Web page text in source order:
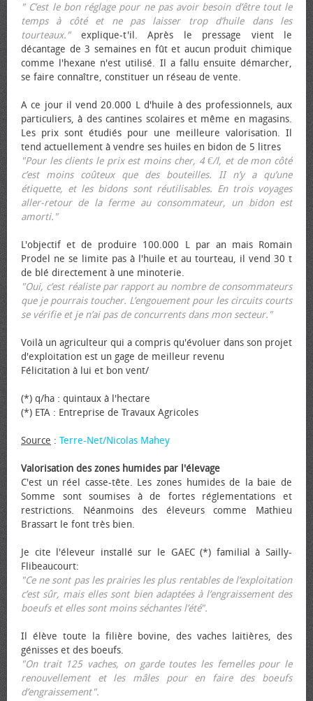
" C’est le bon réglage pour ne pas avoir besoin d’être tout le
temps à côté et ne pas laisser trop d’huile dans les
tourteaux."explique-t'il. Après le pressage vient le
décantage de 3 semaines en fût et aucun produit chimique
comme l'hexane n'est utilisé. Il a fallu ensuite démarcher,
se faire connaître, constituer un réseau de vente.
A ce jour il vend 20.000 L d'huile à des professionnels, aux
particuliers, à des cantines scolaires et même en magasins.
Les prix sont étudiés pour une meilleure valorisation. Il
tend actuellement à vendre ses huiles en bidon de 5 litres
"Pour les clients le prix est moins cher, 4 €/l, et de mon côté
c’est moins coûteux que des bouteilles. II n’y a qu’une
étiquette, et les bidons sont réutilisables. En trois voyages
aller-retour de la ferme au consommateur, un bidon est
amorti."
L'objectif et de produire 100.000 L par an mais Romain
Prodel ne se limite pas à l'huile et au tourteau, il vend 30 t
de blé directement à une minoterie.
"Oui, c’est réaliste par rapport au nombre de consommateurs
que je pourrais toucher. L’engouement pour les circuits courts
se vérifie et je n’ai pas de concurrents dans mon secteur."
Voilà un agriculteur qui a compris qu'évoluer dans son projet
d'exploitation est un gage de meilleur revenu
Félicitation à lui et bon vent/
(*) q/ha : quintaux à l'hectare
(*) ETA : Entreprise de Travaux Agricoles
Source : Terre-Net/Nicolas Mahey
Valorisation des zones humides par l'élevage
C'est un réel casse-tête. Les zones humides de la baie de
Somme sont soumises à de fortes réglementations et
restrictions. Néanmoins des éleveurs comme Mathieu
Brassart le font très bien.
Je cite l'éleveur installé sur le GAEC (*) familial à Sailly-
Flibeaucourt:
"Ce ne sont pas les prairies les plus rentables de l’exploitation
c’est sûr, mais elles sont bien adaptées à l’engraissement des
bœufs et elles sont moins séchantes l’été".
Il élève toute la filière bovine, des vaches laitières, des
génisses et des bœufs.
"On trait 125 vaches, on garde toutes les femelles pour le
renouvellement et les mâles pour en faire des bœufs
d’engraissement".